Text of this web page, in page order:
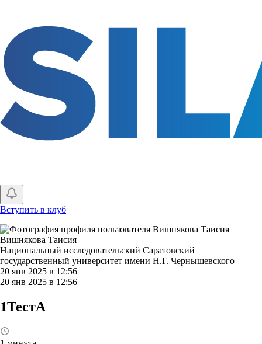
основному
содержанию
Вступить в клуб
Вишнякова Таисия
Национальный исследовательский Саратовский
государственный университет имени Н.Г. Чернышевского
20 янв 2025 в 12:56
20 янв 2025 в 12:56
1ТестA